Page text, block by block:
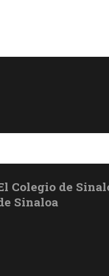
Colegio de
Sinaloa